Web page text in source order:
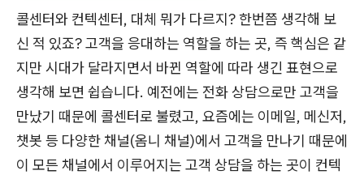
콜센터와 컨텍센터, 대체 뭐가 다르지? 한번쯤 생각해 보
신 적 있죠? 고객을 응대하는 역할을 하는 곳, 즉 핵심은 같
지만 시대가 달라지면서 바뀐 역할에 따라 생긴 표현으로
생각해 보면 쉽습니다. 예전에는 전화 상담으로만 고객을
만났기 때문에 콜센터로 불렸고, 요즘에는 이메일, 메신저,
챗봇 등 다양한 채널(옴니 채널)에서 고객을 만나기 때문에
이 모든 채널에서 이루어지는 고객 상담을 하는 곳이 컨텍